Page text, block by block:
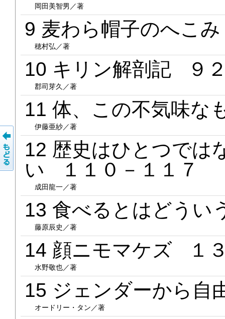
岡田美智男／著
9 麦わら帽子のへこ
穂村弘／著
10 キリン解剖記 ９
郡司芽久／著
11 体、この不気味な
伊藤亜紗／著
12 歴史はひとつでは
い １１０－１１７
成田龍一／著
13 食べるとはどう
藤原辰史／著
14 顔ニモマケズ １
水野敬也／著
15 ジェンダーから
オードリー・タン／著